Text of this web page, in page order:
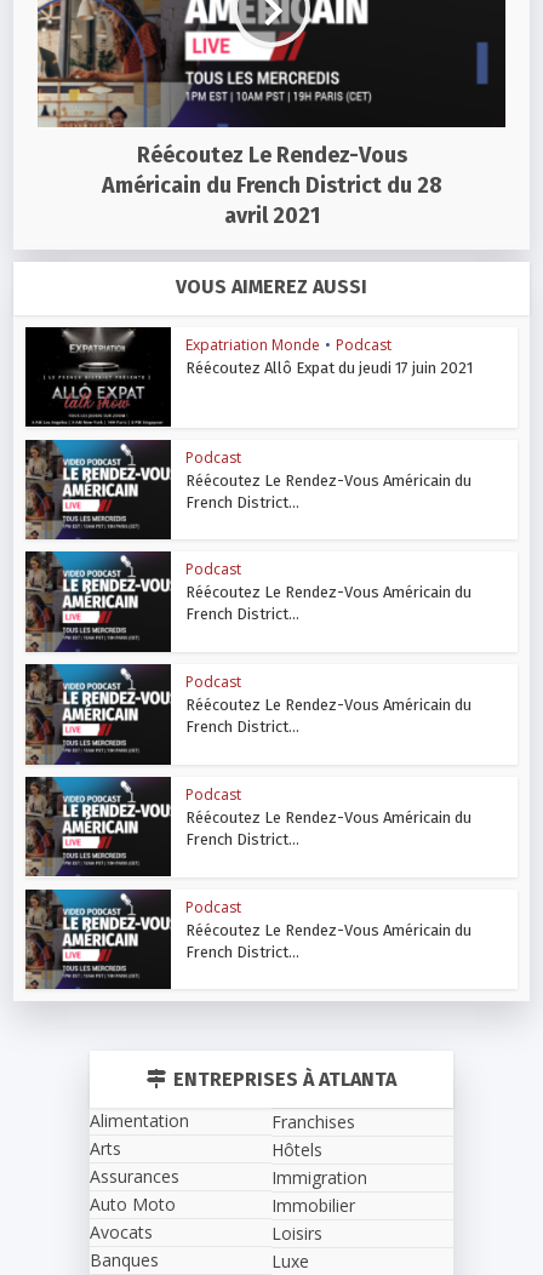
Réécoutez Le Rendez-Vous
Américain du French District du 28
avril 2021
VOUS AIMEREZ AUSSI
Expatriation Monde • Podcast
Réécoutez Allô Expat du jeudi 17 juin 2021
Podcast
Réécoutez Le Rendez-Vous Américain du
French District...
Podcast
Réécoutez Le Rendez-Vous Américain du
French District...
Podcast
Réécoutez Le Rendez-Vous Américain du
French District...
Podcast
Réécoutez Le Rendez-Vous Américain du
French District...
Podcast
Réécoutez Le Rendez-Vous Américain du
French District...
ENTREPRISES À ATLANTA
Alimentation
Arts
Assurances
Auto Moto
Avocats
Banques
Franchises
Hôtels
Immigration
Immobilier
Loisirs
Luxe